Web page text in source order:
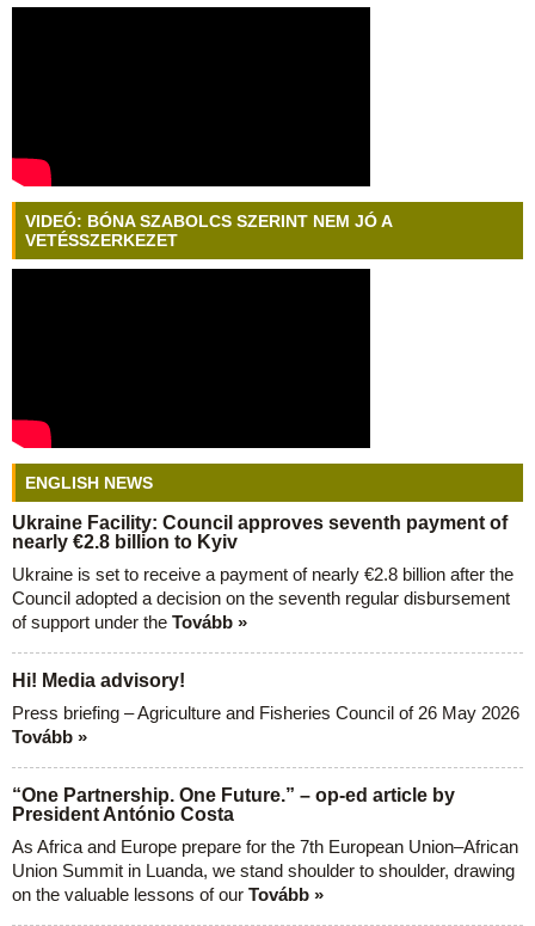
VIDEÓ: BÓNA SZABOLCS SZERINT NEM JÓ A
VETÉSSZERKEZET
ENGLISH NEWS
Ukraine Facility: Council approves seventh payment of
nearly €2.8 billion to Kyiv
Ukraine is set to receive a payment of nearly €2.8 billion after the
Council adopted a decision on the seventh regular disbursement
of support under the Tovább »
Hi! Media advisory!
Press briefing – Agriculture and Fisheries Council of 26 May 2026
Tovább »
“One Partnership. One Future.” – op-ed article by
President António Costa
As Africa and Europe prepare for the 7th European Union–African
Union Summit in Luanda, we stand shoulder to shoulder, drawing
on the valuable lessons of our Tovább »